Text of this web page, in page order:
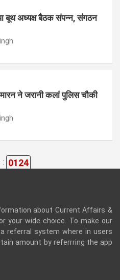
बूथ अध्यक्ष बैठक संपन्न, संगठन
ने जरानी कलां पुलिस चौकी
: 0124
about Current Affairs &
your wide choice. To make our
referral system where in users
amount by referrring the app